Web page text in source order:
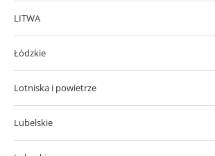
LITWA
Łódzkie
Lotniska i powietrze
Lubelskie